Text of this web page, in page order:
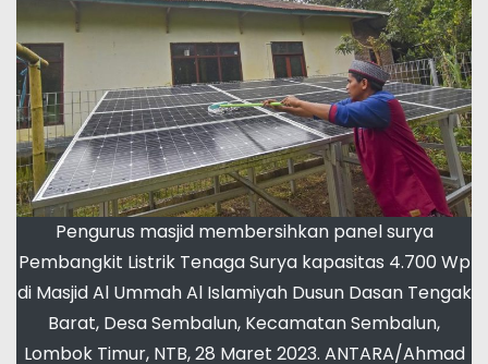
Pengurus masjid membersihkan panel surya
Pembangkit Listrik Tenaga Surya kapasitas 4.700 Wp
di Masjid Al Ummah Al Islamiyah Dusun Dasan Tengak
Barat, Desa Sembalun, Kecamatan Sembalun,
Lombok Timur, NTB, 28 Maret 2023. ANTARA/Ahmad